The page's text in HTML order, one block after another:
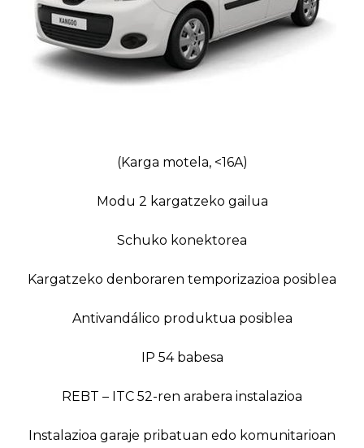
(Karga motela, <16A)
Modu 2 kargatzeko gailua
Schuko konektorea
Kargatzeko denboraren temporizazioa posiblea
Antivandálico produktua posiblea
IP 54 babesa
REBT – ITC 52-ren arabera instalazioa
Instalazioa garaje pribatuan edo komunitarioan